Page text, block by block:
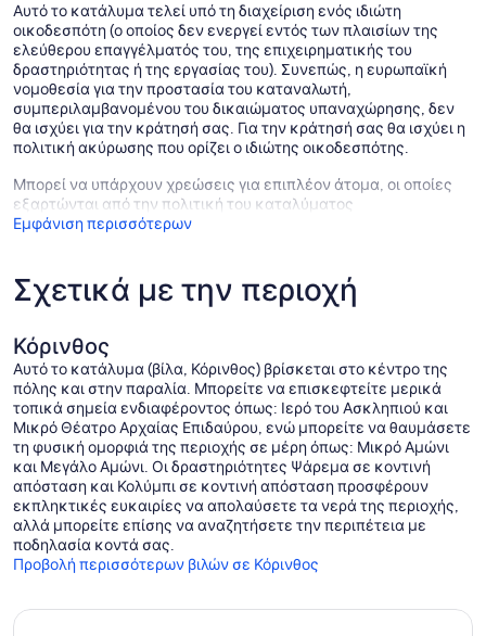
Αυτό το κατάλυμα τελεί υπό τη διαχείριση ενός ιδιώτη
οικοδεσπότη (ο οποίος δεν ενεργεί εντός των πλαισίων της
ελεύθερου επαγγέλματός του, της επιχειρηματικής του
δραστηριότητας ή της εργασίας του). Συνεπώς, η ευρωπαϊκή
νομοθεσία για την προστασία του καταναλωτή,
συμπεριλαμβανομένου του δικαιώματος υπαναχώρησης, δεν
θα ισχύει για την κράτησή σας. Για την κράτησή σας θα ισχύει η
πολιτική ακύρωσης που ορίζει ο ιδιώτης οικοδεσπότης.
Μπορεί να υπάρχουν χρεώσεις για επιπλέον άτομα, οι οποίες
εξαρτώνται από την πολιτική του καταλύματος
Εμφάνιση περισσότερων
Σχετικά με την περιοχή
Κόρινθος
Αυτό το κατάλυμα (βίλα, Κόρινθος) βρίσκεται στο κέντρο της
πόλης και στην παραλία. Μπορείτε να επισκεφτείτε μερικά
τοπικά σημεία ενδιαφέροντος όπως: Ιερό του Ασκληπιού και
Μικρό Θέατρο Αρχαίας Επιδαύρου, ενώ μπορείτε να θαυμάσετε
τη φυσική ομορφιά της περιοχής σε μέρη όπως: Μικρό Αμώνι
και Μεγάλο Αμώνι. Οι δραστηριότητες Ψάρεμα σε κοντινή
απόσταση και Κολύμπι σε κοντινή απόσταση προσφέρουν
εκπληκτικές ευκαιρίες να απολαύσετε τα νερά της περιοχής,
αλλά μπορείτε επίσης να αναζητήσετε την περιπέτεια με
ποδηλασία κοντά σας.
Προβολή περισσότερων βιλών σε Κόρινθος